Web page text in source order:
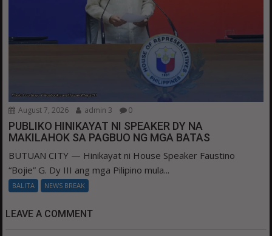
August 7, 2026 admin 3 0
PUBLIKO HINIKAYAT NI SPEAKER DY NA
MAKILAHOK SA PAGBUO NG MGA BATAS
BUTUAN CITY — Hinikayat ni House Speaker Faustino
“Bojie” G. Dy III ang mga Pilipino mula...
BALITA NEWS BREAK
LEAVE A COMMENT